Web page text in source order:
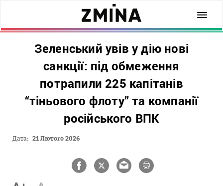
Зеленський увів у дію нові
санкції: під обмеження
потрапили 225 капітанів
“тіньового флоту” та компанії
російського ВПК
Дата: 21 Лютого 2026